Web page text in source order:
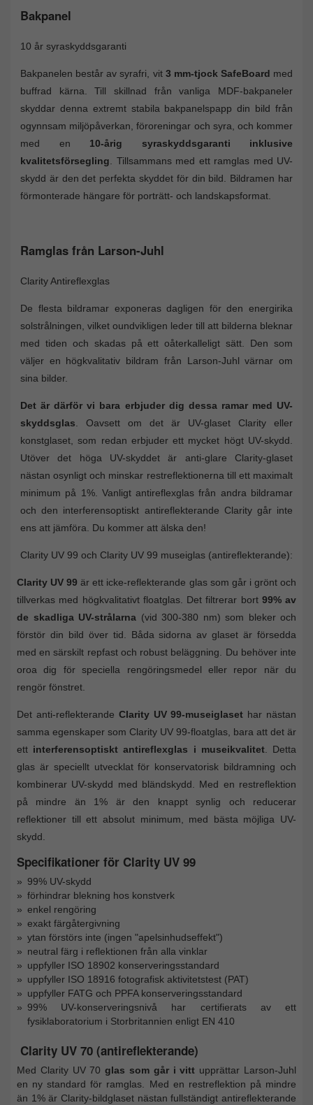
Bakpanel
10 år syraskyddsgaranti
Bakpanelen består av syrafri, vit3 mm-tjock SafeBoard med
buffrad kärna. Till skillnad från vanliga MDF-bakpaneler
skyddar denna extremt stabila bakpanelspapp din bild från
ogynnsam miljöpåverkan, föroreningar och syra, och kommer
med en 10-årig syraskyddsgaranti inklusive
kvalitetsförsegling . Tillsammans med ett ramglas med UV-
skydd är den det perfekta skyddet för din bild. Bildramen har
förmonterade hängare för porträtt- och landskapsformat.
Ramglas från Larson-Juhl
Clarity Antireflexglas
De flesta bildramar exponeras dagligen för den energirika
solstrålningen, vilket oundvikligen leder till att bilderna bleknar
med tiden och skadas på ett oåterkalleligt sätt. Den som
väljer en högkvalitativ bildram från Larson-Juhl värnar om
sina bilder.
Det är därför vi bara erbjuder dig dessa ramar med UV-
skyddsglas . Oavsett om det är UV-glaset Clarity eller
konstglaset, som redan erbjuder ett mycket högt UV-skydd.
Utöver det höga UV-skyddet är anti-glare Clarity-glaset
nästan osynligt och minskar restreflektionerna till ett maximalt
minimum på 1%. Vanligt antireflexglas från andra bildramar
och den interferensoptiskt antireflekterande Clarity går inte
ens att jämföra. Du kommer att älska den!
Clarity UV 99 och Clarity UV 99 museiglas (antireflekterande):
Clarity UV 99 är ett icke-reflekterande glas som går i grönt och
tillverkas med högkvalitativt floatglas. Det filtrerar bort 99% av
de skadliga UV-strålarna (vid 300-380 nm) som bleker och
förstör din bild över tid. Båda sidorna av glaset är försedda
med en särskilt repfast och robust beläggning. Du behöver inte
oroa dig för speciella rengöringsmedel eller repor när du
rengör fönstret.
Det anti-reflekterande Clarity UV 99-museiglaset har nästan
samma egenskaper som Clarity UV 99-floatglas, bara att det är
ett interferensoptiskt antireflexglas i museikvalitet. Detta
glas är speciellt utvecklat för konservatorisk bildramning och
kombinerar UV-skydd med bländskydd. Med en restreflektion
på mindre än 1% är den knappt synlig och reducerar
reflektioner till ett absolut minimum, med bästa möjliga UV-
skydd.
Specifikationer för Clarity UV 99
99% UV-skydd
förhindrar blekning hos konstverk
enkel rengöring
exakt färgåtergivning
ytan förstörs inte (ingen "apelsinhudseffekt")
neutral färg i reflektionen från alla vinklar
uppfyller ISO 18902 konserveringsstandard
uppfyller ISO 18916 fotografisk aktivitetstest (PAT)
uppfyller FATG och PPFA konserveringsstandard
99% UV-konserveringsnivå har certifierats av ett
fysiklaboratorium i Storbritannien enligt EN 410
Clarity UV 70 (antireflekterande)
Med Clarity UV 70glas som går i vitt upprättar Larson-Juhl
en ny standard för ramglas. Med en restreflektion på mindre
än 1% är Clarity-bildglaset nästan fullständigt antireflekterande